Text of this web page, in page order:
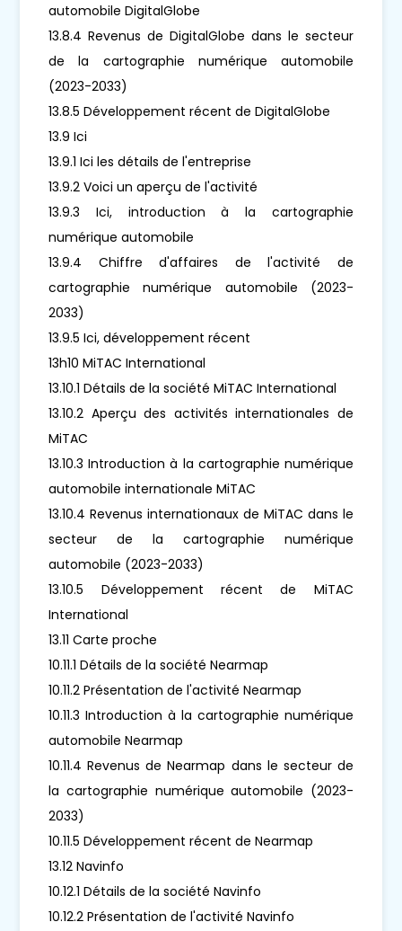
automobile DigitalGlobe
13.8.4 Revenus de DigitalGlobe dans le secteur
de la cartographie numérique automobile
(2023-2033)
13.8.5 Développement récent de DigitalGlobe
13.9 Ici
13.9.1 Ici les détails de l'entreprise
13.9.2 Voici un aperçu de l'activité
13.9.3 Ici, introduction à la cartographie
numérique automobile
13.9.4 Chiffre d'affaires de l'activité de
cartographie numérique automobile (2023-
2033)
13.9.5 Ici, développement récent
13h10 MiTAC International
13.10.1 Détails de la société MiTAC International
13.10.2 Aperçu des activités internationales de
MiTAC
13.10.3 Introduction à la cartographie numérique
automobile internationale MiTAC
13.10.4 Revenus internationaux de MiTAC dans le
secteur de la cartographie numérique
automobile (2023-2033)
13.10.5 Développement récent de MiTAC
International
13.11 Carte proche
10.11.1 Détails de la société Nearmap
10.11.2 Présentation de l'activité Nearmap
10.11.3 Introduction à la cartographie numérique
automobile Nearmap
10.11.4 Revenus de Nearmap dans le secteur de
la cartographie numérique automobile (2023-
2033)
10.11.5 Développement récent de Nearmap
13.12 Navinfo
10.12.1 Détails de la société Navinfo
10.12.2 Présentation de l'activité Navinfo